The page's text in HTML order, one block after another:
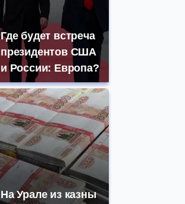
Где будет встреча
президентов США
и России: Европа?
На Урале из казны